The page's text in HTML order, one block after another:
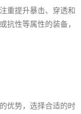
重提升暴击、穿透和
抗性等属性的装备，
优势，选择合适的时